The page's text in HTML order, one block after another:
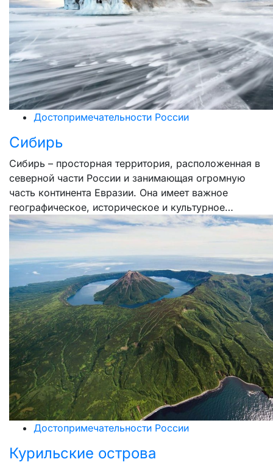
Достопримечательности России
Сибирь
Сибирь – просторная территория, расположенная в
северной части России и занимающая огромную
часть континента Евразии. Она имеет важное
географическое, историческое и культурное…
Достопримечательности России
Курильские острова